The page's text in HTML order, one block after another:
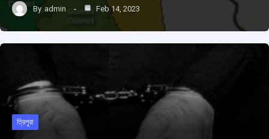
By admin Feb 14, 2023
ত্রিপুরা